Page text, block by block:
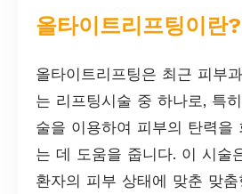
올타이트리프팅이란?
올타이트리프팅은 최근 피부
는 리프팅시술 중 하나로, 특
술을 이용하여 피부의 탄력을
는 데 도움을 줍니다. 이 시술
환자의 피부 상태에 맞춘 맞